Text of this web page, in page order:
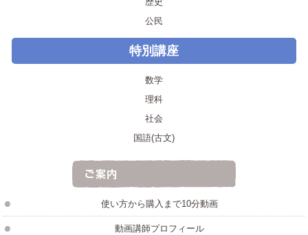
公民
特別講座
数学
理科
社会
国語(古文)
使い方から購入まで10分動画
動画講師プロフィール